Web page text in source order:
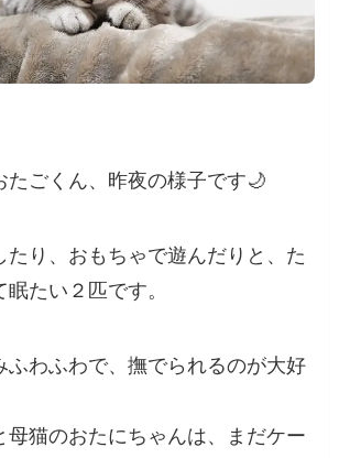
たごくん、昨夜の様子です🌙
たり、おもちゃで遊んだりと、た
たい２匹です。
ふわふわで、撫でられるのが大好
母猫のおたにちゃんは、まだケー